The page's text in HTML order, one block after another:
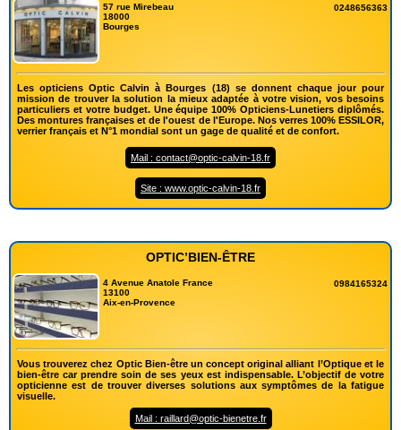
57 rue Mirebeau
18000
Bourges
0248656363
Les opticiens Optic Calvin à Bourges (18) se donnent chaque jour pour
mission de trouver la solution la mieux adaptée à votre vision, vos besoins
particuliers et votre budget. Une équipe 100% Opticiens-Lunetiers diplômés.
Des montures françaises et de l'ouest de l'Europe. Nos verres 100% ESSILOR,
verrier français et N°1 mondial sont un gage de qualité et de confort.
Mail : contact@optic-calvin-18.fr
Site : www.optic-calvin-18.fr
OPTIC’BIEN-ÊTRE
4 Avenue Anatole France
13100
Aix-en-Provence
0984165324
Vous trouverez chez Optic Bien-être un concept original alliant l’Optique et le
bien-être car prendre soin de ses yeux est indispensable. L’objectif de votre
opticienne est de trouver diverses solutions aux symptômes de la fatigue
visuelle.
Mail : raillard@optic-bienetre.fr